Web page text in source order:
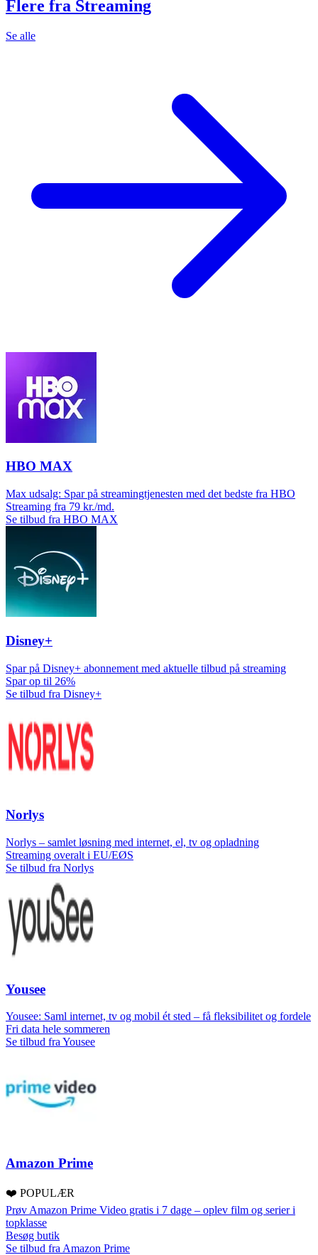
Flere fra Streaming
Se alle
HBO MAX
Max udsalg: Spar på streamingtjenesten med det bedste fra HBO
Streaming fra 79 kr./md.
Se tilbud fra HBO MAX
Disney+
Spar på Disney+ abonnement med aktuelle tilbud på streaming
Spar op til 26%
Se tilbud fra Disney+
Norlys
Norlys – samlet løsning med internet, el, tv og opladning
Streaming overalt i EU/EØS
Se tilbud fra Norlys
Yousee
Yousee: Saml internet, tv og mobil ét sted – få fleksibilitet og fordele
Fri data hele sommeren
Se tilbud fra Yousee
Amazon Prime
❤️ POPULÆR
Prøv Amazon Prime Video gratis i 7 dage – oplev film og serier i
topklasse
Besøg butik
Se tilbud fra Amazon Prime